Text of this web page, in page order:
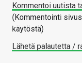
Kommentoi uutista
(Kommentointi
käytöstä)
Lähetä palautetta /